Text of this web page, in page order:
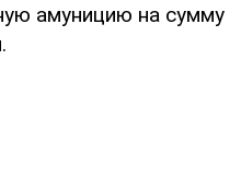
амуницию на сумму